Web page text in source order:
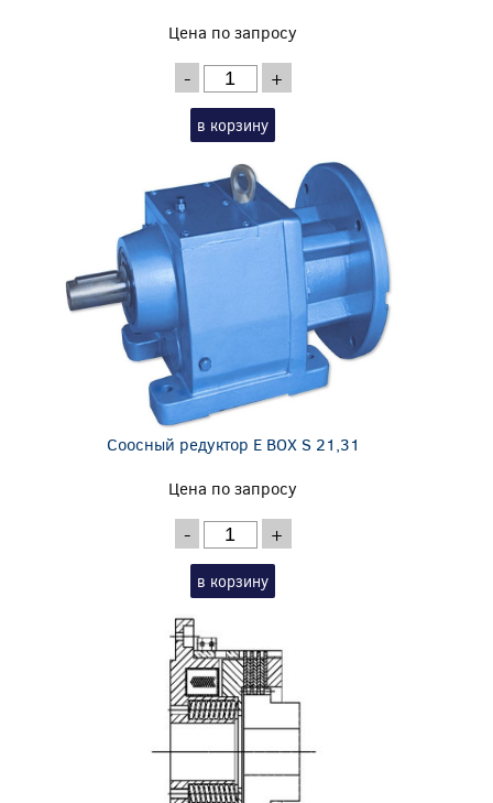
Цена по запросу
- +
в корзину
Соосный редуктор E BOX S 21,31
Цена по запросу
- +
в корзину